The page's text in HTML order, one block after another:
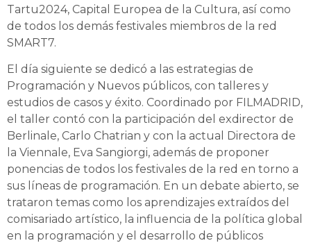
Tartu2024, Capital Europea de la Cultura, así como
de todos los demás festivales miembros de la red
SMART7.
El día siguiente se dedicó a las estrategias de
Programación y Nuevos públicos, con talleres y
estudios de casos y éxito. Coordinado por FILMADRID,
el taller contó con la participación del exdirector de
Berlinale, Carlo Chatrian y con la actual Directora de
la Viennale, Eva Sangiorgi, además de proponer
ponencias de todos los festivales de la red en torno a
sus líneas de programación. En un debate abierto, se
trataron temas como los aprendizajes extraídos del
comisariado artístico, la influencia de la política global
en la programación y el desarrollo de públicos